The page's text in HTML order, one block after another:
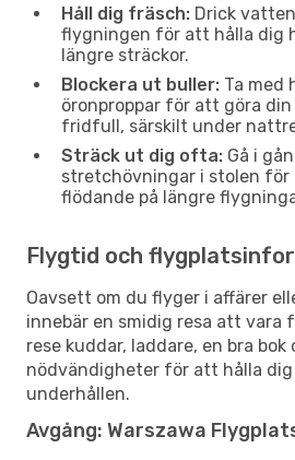
Håll dig fräsch: Drick
flygningen för att hålla dig
längre sträckor.
Blockera ut buller: Ta med
öronproppar för att göra
fridfull, särskilt under
Sträck ut dig ofta: Gå i
stretchövningar i stolen för
flödande på längre
Flygtid och
Oavsett om du flyger i affärer
innebär en smidig resa att vara
rese kuddar, laddare, en bra bok
nödvändigheter för att hålla dig
underhållen.
Avgång: Warszawa